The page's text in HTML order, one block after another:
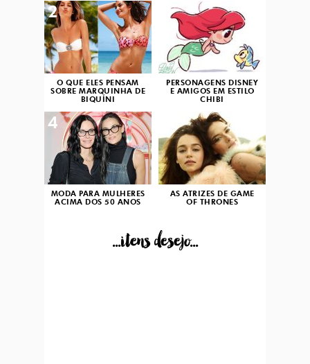
O QUE ELES PENSAM
SOBRE MARQUINHA DE
BIQUÍNI
2
PERSONAGENS DISNEY
E AMIGOS EM ESTILO
CHIBI
3
MODA PARA MULHERES
ACIMA DOS 50 ANOS
4
AS ATRIZES DE GAME
OF THRONES
...itens desejo...